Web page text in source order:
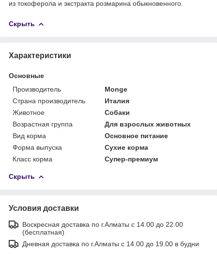
из токоферола и экстракта розмарина обыкновенного.
Скрыть
Характеристики
Основные
Производитель
Monge
Страна производитель
Италия
Животное
Собаки
Возрастная группа
Для взрослых животных
Вид корма
Основное питание
Форма выпуска
Сухие корма
Класс корма
Супер-премиум
Скрыть
Условия доставки
Воскресная доставка по г.Алматы с 14.00 до 22.00
(бесплатная)
Дневная доставка по г.Алматы с 14.00 до 19.00 в будни